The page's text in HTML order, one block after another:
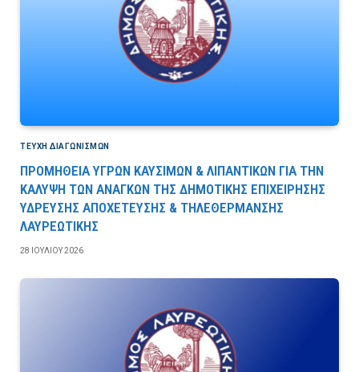
ΤΕΎΧΗ ΔΙΑΓΩΝΙΣΜΏΝ
ΠΡΟΜΗΘΕΙΑ ΥΓΡΩΝ ΚΑΥΣΙΜΩΝ & ΛΙΠΑΝΤΙΚΩΝ ΓΙΑ ΤΗΝ
ΚΑΛΥΨΗ ΤΩΝ ΑΝΑΓΚΩΝ ΤΗΣ ΔΗΜΟΤΙΚΗΣ ΕΠΙΧΕΙΡΗΣΗΣ
ΥΔΡΕΥΣΗΣ ΑΠΟΧΕΤΕΥΣΗΣ & ΤΗΛΕΘΕΡΜΑΝΣΗΣ
ΛΑΥΡΕΩΤΙΚΗΣ
28 ΙΟΥΛΊΟΥ 2026